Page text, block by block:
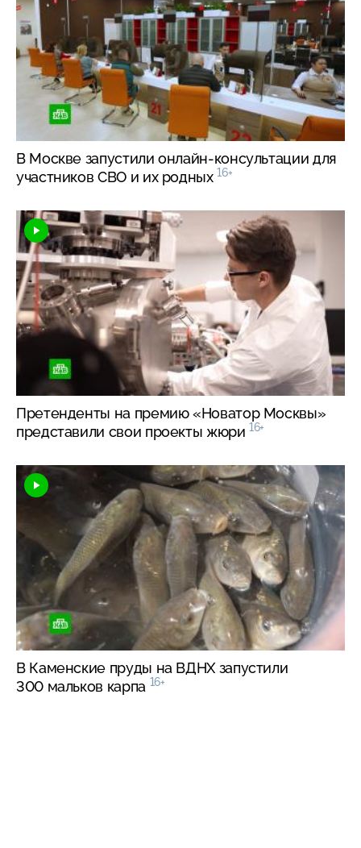
В Москве запустилионлайн-консультации для
участников СВО и их родных 16+
Претенденты на премию «Новатор Москвы»
представили свои проекты жюри 16+
В Каменские пруды на ВДНХ запустили
300 мальков карпа 16+